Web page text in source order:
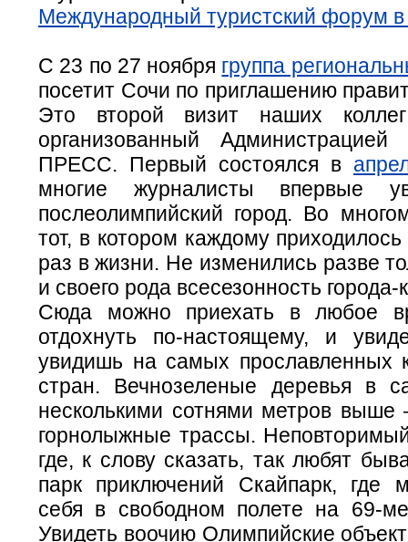
Международный туристский форум
С 23 по 27 ноября группа
посетит Сочи по приглашению
Это второй визит наших
организованный
ПРЕСС. Первый состоялся в
многие журналисты впервые
послеолимпийский город. Во
тот, в котором каждому
раз в жизни. Не изменились разве
и своего рода всесезонность города-
Сюда можно приехать в любое
отдохнуть по-настоящему, и
увидишь на самых прославленных
стран. Вечнозеленые деревья в
несколькими сотнями метров выше
горнолыжные трассы.
где, к слову сказать, так любят
парк приключений Скайпарк, где
себя в свободном полете на 69-
Увидеть воочию Олимпийские